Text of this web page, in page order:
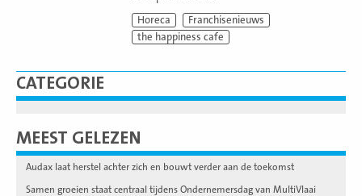
CATEGORIE
MEEST GELEZEN
Audax laat herstel achter zich en bouwt verder aan de toekomst
Samen groeien staat centraal tijdens Ondernemersdag van MultiVlaai
Horeca
Franchisenieuws
the happiness cafe